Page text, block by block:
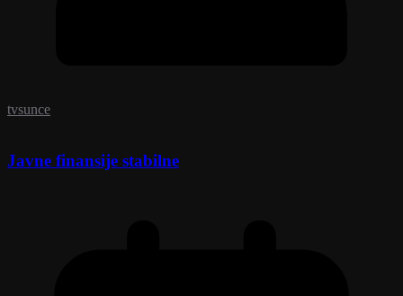
tvsunce
Javne finansije stabilne